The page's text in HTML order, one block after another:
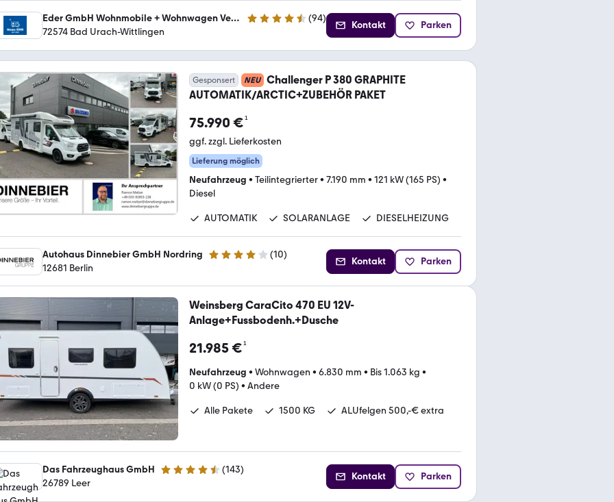
Eder GmbH Wohnmobile + Wohnwagen Verkauf-Vermietung-Zubehör 4.6 Sterne (94)
72574 Bad Urach-Wittlingen
Kontakt Parken
Gesponsert NEU
Challenger P 380 GRAPHITE
AUTOMATIK/ARCTIC+ZUBEHÖR PAKET
75.990 €¹
ggf. zzgl. Lieferkosten
Lieferung möglich
Neufahrzeug • Teilintegrierter• 7.190 mm • 121 kW (165 PS) •
Diesel
AUTOMATIK SOLARANLAGE DIESELHEIZUNG
Autohaus Dinnebier GmbH Nordring 3.8 Sterne (10)
12681 Berlin
Kontakt Parken
Weinsberg CaraCito 470 EU 12V-
Anlage+Fussbodenh.+Dusche
21.985 €¹
Neufahrzeug • Wohnwagen • 6.830 mm • Bis 1.063 kg •
0 kW (0 PS) • Andere
Alle Pakete 1500 KG ALUfelgen 500,-€ extra
Das Fahrzeughaus GmbH 4.5 Sterne (143)
26789 Leer
Kontakt Parken